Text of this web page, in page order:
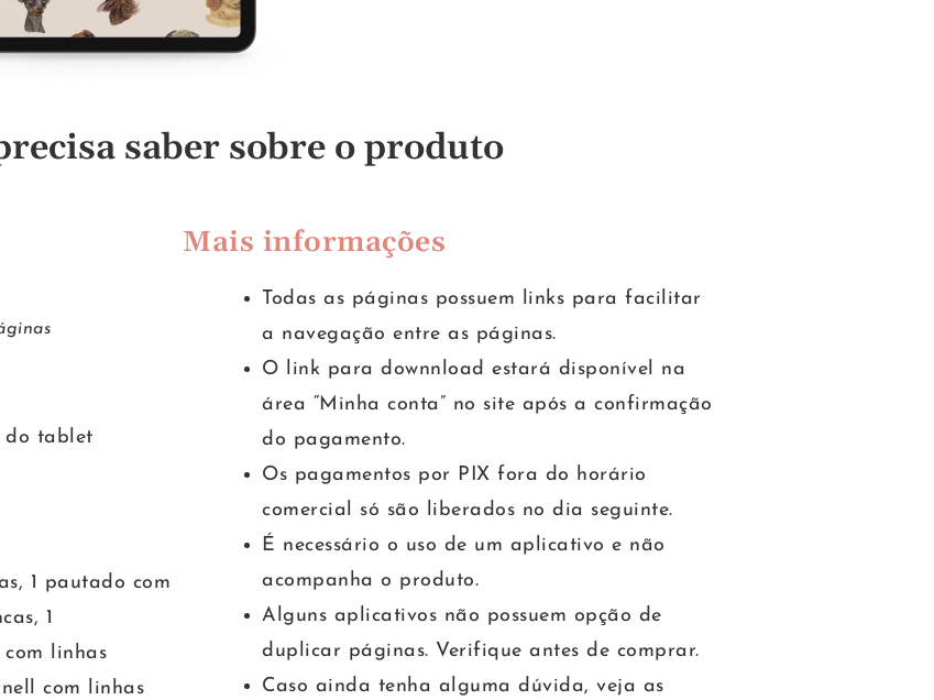
saber sobre o produto
do tablet
1 pautado com
1
linhas
com linhas
Mais informações
Todas as páginas possuem links para facilitar
a navegação entre as páginas.
O link para downnload estará disponível na
área “Minha conta” no site após a confirmação
do pagamento.
Os pagamentos por PIX fora do horário
comercial só são liberados no dia seguinte.
É necessário o uso de um aplicativo e não
acompanha o produto.
Alguns aplicativos não possuem opção de
duplicar páginas. Verifique antes de comprar.
Caso ainda tenha alguma dúvida, veja as